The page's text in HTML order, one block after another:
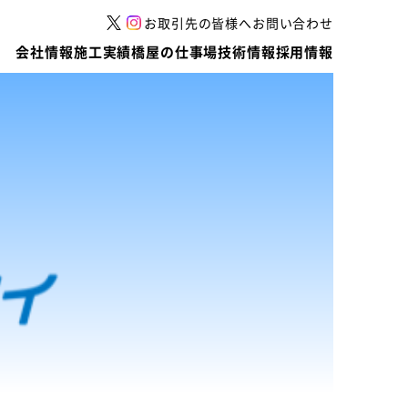
お取引先の皆様へお問い合わせ
会社情報施工実績橋屋の仕事場技術情報採用情報